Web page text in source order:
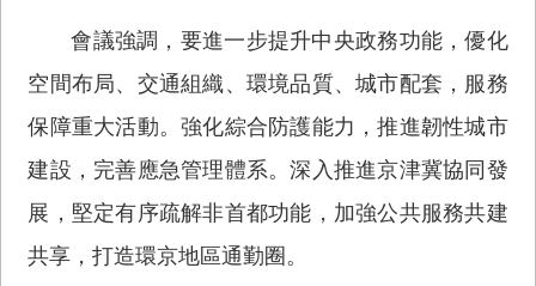
會議強調，要進一步提升中央政務功能，優化
空間布局、交通組織、環境品質、城市配套，服務
保障重大活動。強化綜合防護能力，推進韌性城市
建設，完善應急管理體系。深入推進京津冀協同發
展，堅定有序疏解非首都功能，加強公共服務共建
共享，打造環京地區通勤圈。